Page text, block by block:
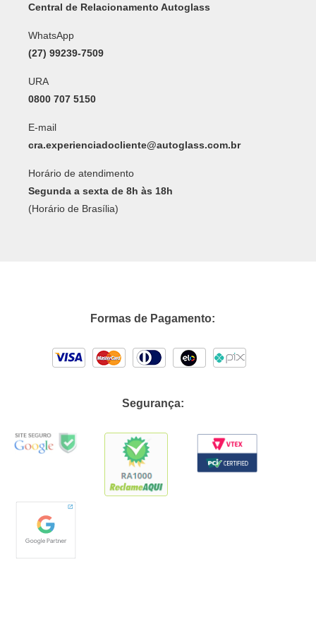
Central de Relacionamento Autoglass
WhatsApp
(27) 99239-7509
URA
0800 707 5150
E-mail
cra.experienciadocliente@autoglass.com.br
Horário de atendimento
Segunda a sexta de 8h às 18h
(Horário de Brasília)
Formas de Pagamento:
Segurança: